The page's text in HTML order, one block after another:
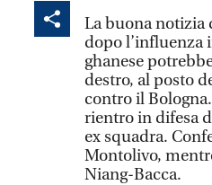
La buona notizia
dopo l’influenza
ghanese
destro, al posto
contro il
rientro in difesa
ex squadra.
Montolivo,
Niang-Bacca.